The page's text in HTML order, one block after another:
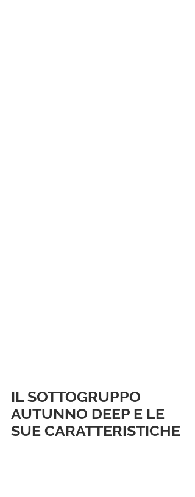
IL SOTTOGRUPPO
AUTUNNO DEEP E LE
SUE CARATTERISTICHE